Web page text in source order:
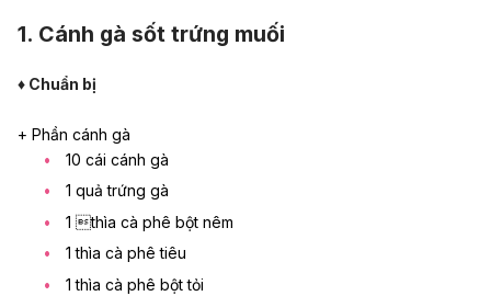
1. Cánh gà sốt trứng muối
♦ Chuẩn bị
+ Phần cánh gà
10 cái cánh gà
1 quả trứng gà
1 thìa cà phê bột nêm
1 thìa cà phê tiêu
1 thìa cà phê bột tỏi